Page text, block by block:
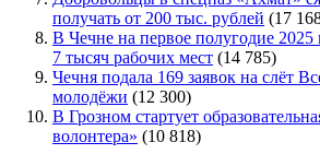
получать от 200 тыс. рублей (17
В Чечне на первое полугодие 2025
7 тысяч рабочих мест (14 785)
Чечня подала 169 заявок на слёт
молодёжи (12 300)
В Грозном стартует
волонтера» (10 818)